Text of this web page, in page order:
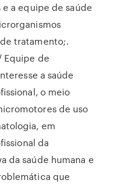
a equipe de saúde
tratamento;.
Equipe de
a saúde
o meio
de uso
em
da
da saúde humana e
que